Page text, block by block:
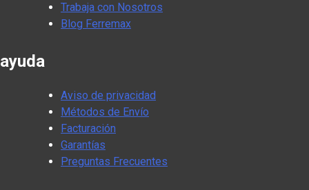
Trabaja con Nosotros
Blog Ferremax
ayuda
Aviso de privacidad
Métodos de Envío
Facturación
Garantías
Preguntas Frecuentes